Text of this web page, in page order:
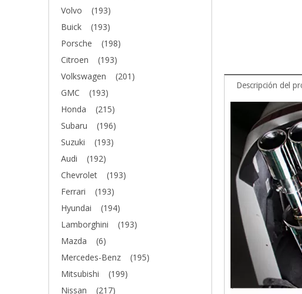
Volvo
(193)
Buick
(193)
Porsche
(198)
Citroen
(193)
Volkswagen
(201)
GMC
(193)
Honda
(215)
Subaru
(196)
Suzuki
(193)
Audi
(192)
Chevrolet
(193)
Ferrari
(193)
Hyundai
(194)
Lamborghini
(193)
Mazda
(6)
Mercedes-Benz
(195)
Mitsubishi
(199)
Nissan
(217)
Descripción del